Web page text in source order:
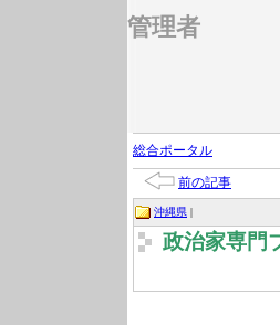
管理者
総合ポータル
前の記事
沖縄県 |
政治家専門